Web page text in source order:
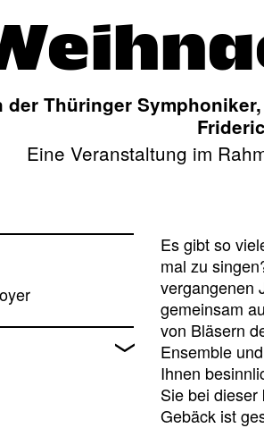
der Thüringer
Eine Veranstaltung im
Es gibt so
mal zu
vergangenen
gemeinsam
von Bläsern
Ensemble
Ihnen
Sie bei
Gebäck ist